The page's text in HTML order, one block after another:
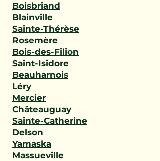
Boisbriand
Blainville
Sainte-Thérèse
Rosemère
Bois-des-Filion
Saint-Isidore
Beauharnois
Léry
Mercier
Châteauguay
Sainte-Catherine
Delson
Yamaska
Massueville